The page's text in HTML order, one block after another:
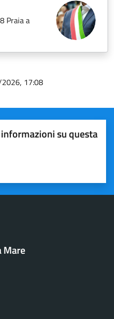
Praia a
17:08
su questa
su 5
5
Mare